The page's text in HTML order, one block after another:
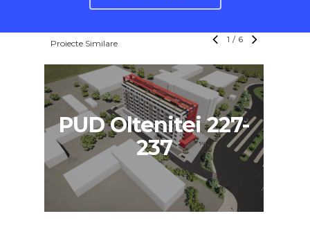
Proiecte Similare 1 / 6
PUD Oltenitei 227-
237